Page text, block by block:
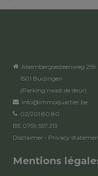
Alsembergsesteenweg 259
1501 Buizingen
(Parking naast de deur)
info@immoquartier.be
02/201.80.80
BE 0759.557.213
Disclaimer - Privacy
Mentions